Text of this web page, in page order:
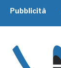
Pubblicità